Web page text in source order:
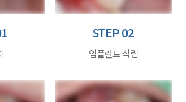
STEP 02
임플란트 식립